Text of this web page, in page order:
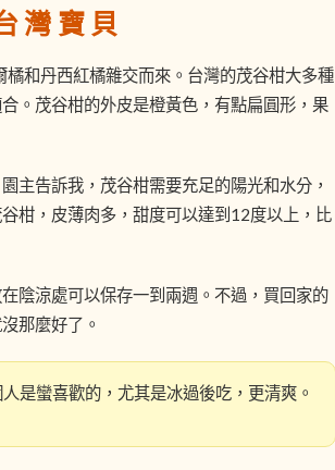
灣寶貝
和丹西紅橘雜交而來。台灣的茂谷柑大多種
。茂谷柑的外皮是橙黃色，有點扁圓形，果
主告訴我，茂谷柑需要充足的陽光和水分，
柑，皮薄肉多，甜度可以達到12度以上，比
陰涼處可以保存一到兩週。不過，買回家的
那麼好了。
是蠻喜歡的，尤其是冰過後吃，更清爽。